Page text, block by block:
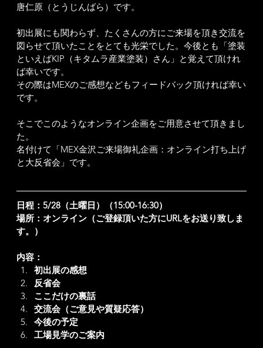
唐仁原（とうじんばら）です。
初出展にも関わらず、たくさんの方にご来場を頂き交流を
図らせて頂いたことをとても光栄でした。今後とも「塗装
といえばKIP（キタムラ産業塗装）さん」と覚えて頂けれ
ば幸いです。
その際はMEXのご感想などもフィードバック頂ければ幸い
です。
そこでこのようなオンライン企画をご用意させて頂きまし
た。
名付けて「MEX金沢ご来場御礼企画：オンライン打ち上げ
と大反省会」です。
日程：5/28（土曜日）（15:00-16:30）
場所：オンライン（ご登録頂いた方にURLをお送り致しま
す。）
内容：
初出展の感想
反省会
ここだけの裏話
交流会（ご意見や質疑応答）
今後の予定
工場見学のご案内